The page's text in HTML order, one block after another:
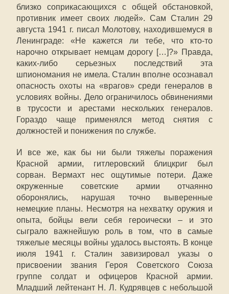
близко соприкасающихся с общей обстановкой,
противник имеет своих людей». Сам Сталин 29
августа 1941 г. писал Молотову, находившемуся в
Ленинграде: «Не кажется ли тебе, что кто-то
нарочно открывает немцам дорогу […]?» Правда,
каких-либо серьезных последствий эта
шпиономания не имела. Сталин вполне осознавал
опасность охоты на «врагов» среди генералов в
условиях войны. Дело ограничилось обвинениями
в трусости и арестами нескольких генералов.
Гораздо чаще применялся метод снятия с
должностей и понижения по службе.
И все же, как бы ни были тяжелы поражения
Красной армии, гитлеровский блицкриг был
сорван. Вермахт нес ощутимые потери. Даже
окруженные советские армии отчаянно
оборонялись, нарушая точно выверенные
немецкие планы. Несмотря на нехватку оружия и
опыта, бойцы вели себя героически – и это
сыграло важнейшую роль в том, что в самые
тяжелые месяцы войны удалось выстоять. В конце
июля 1941 г. Сталин завизировал указы о
присвоении звания Героя Советского Союза
группе солдат и офицеров Красной армии.
Младший лейтенант Н. Л. Кудрявцев с небольшой